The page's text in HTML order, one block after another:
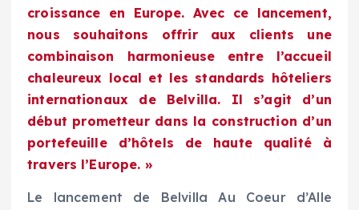
croissance en Europe. Avec ce lancement,
nous souhaitons offrir aux clients une
combinaison harmonieuse entre l’accueil
chaleureux local et les standards hôteliers
internationaux de Belvilla. Il s’agit d’un
début prometteur dans la construction d’un
portefeuille d’hôtels de haute qualité à
travers l’Europe. »
Le lancement de Belvilla Au Coeur d’Alle